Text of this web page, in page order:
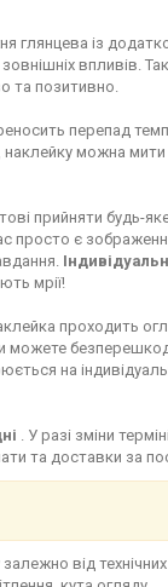
глянцева із
впливів.
та позитивно.
перепад
можна
прийняти будь-
є
мрії!
проходить
можете
на
. У разі зміни
та доставки за
залежно від